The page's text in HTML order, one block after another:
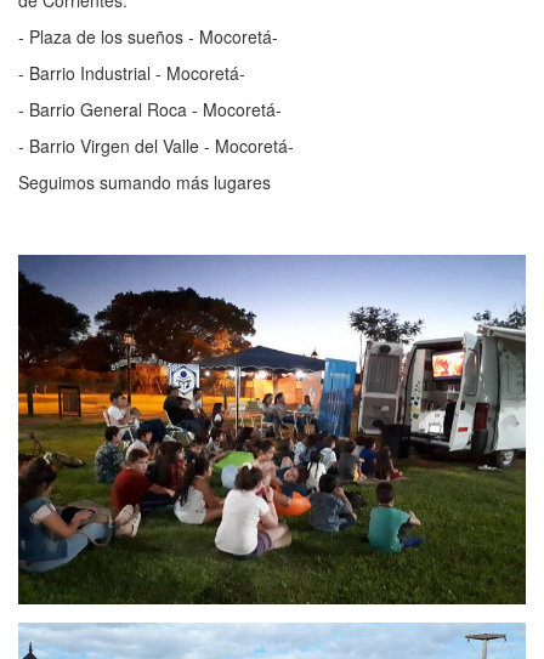
- Plaza de los sueños - Mocoretá-
- Barrio Industrial - Mocoretá-
- Barrio General Roca - Mocoretá-
- Barrio Virgen del Valle - Mocoretá-
Seguimos sumando más lugares